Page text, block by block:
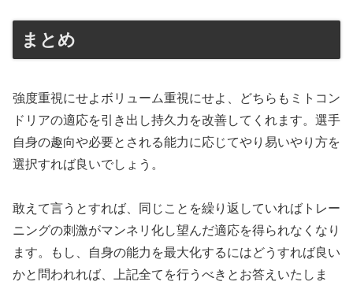
まとめ
強度重視にせよボリューム重視にせよ、どちらもミトコン
ドリアの適応を引き出し持久力を改善してくれます。選手
自身の趣向や必要とされる能力に応じてやり易いやり方を
選択すれば良いでしょう。
敢えて言うとすれば、同じことを繰り返していればトレー
ニングの刺激がマンネリ化し望んだ適応を得られなくなり
ます。もし、自身の能力を最大化するにはどうすれば良い
かと問われれば、上記全てを行うべきとお答えいたしま